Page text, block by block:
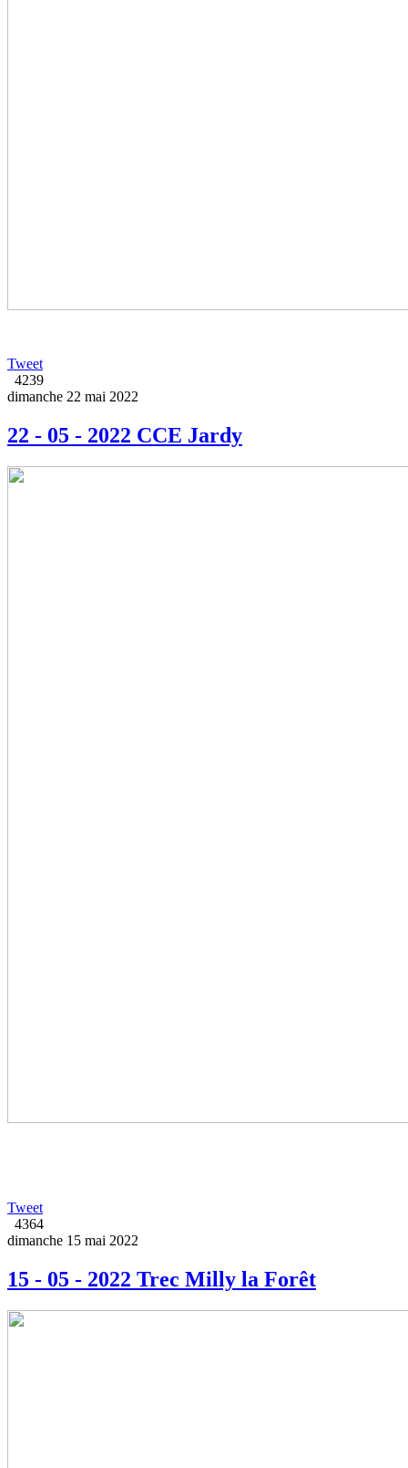
Tweet
4239
dimanche 22 mai 2022
22 - 05 - 2022 CCE Jardy
Tweet
4364
dimanche 15 mai 2022
15 - 05 - 2022 Trec Milly la Forêt